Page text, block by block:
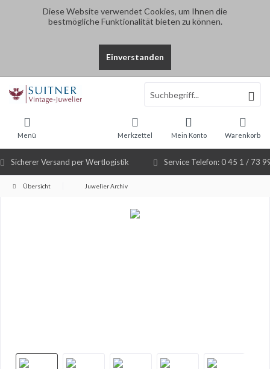
Diese Website verwendet Cookies, um Ihnen die
bestmögliche Funktionalität bieten zu können.
Einverstanden
Sicherer Versand per Wertlogistik Service Telefon: 0 45 1 / 73
Warenkorb
Merkzettel Mein Konto
Menü
Übersicht Juwelier Archiv